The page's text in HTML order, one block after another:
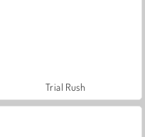
Trial Rush